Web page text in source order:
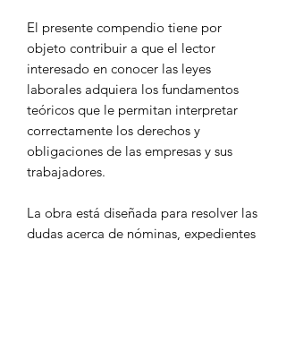
El presente compendio tiene por
objeto contribuir a que el lector
interesado en conocer las leyes
laborales adquiera los fundamentos
teóricos que le permitan interpretar
correctamente los derechos y
obligaciones de las empresas y sus
trabajadores.
La obra está diseñada para resolver las
dudas acerca de nóminas, expedientes